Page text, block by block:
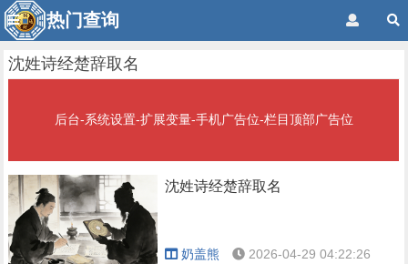
热门查询
沈姓诗经楚辞取名
后台-系统设置-扩展变量-手机广告位-栏目顶部广告位
沈姓诗经楚辞取名
奶盖熊 2026-04-29 04:22:26